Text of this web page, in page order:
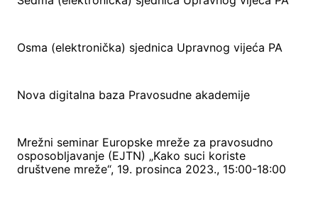
Osma (elektronička) sjednica Upravnog vijeća PA
Nova digitalna baza Pravosudne akademije
Mrežni seminar Europske mreže za pravosudno
osposobljavanje (EJTN) „Kako suci koriste
društvene mreže“, 19. prosinca 2023., 15:00-18:00